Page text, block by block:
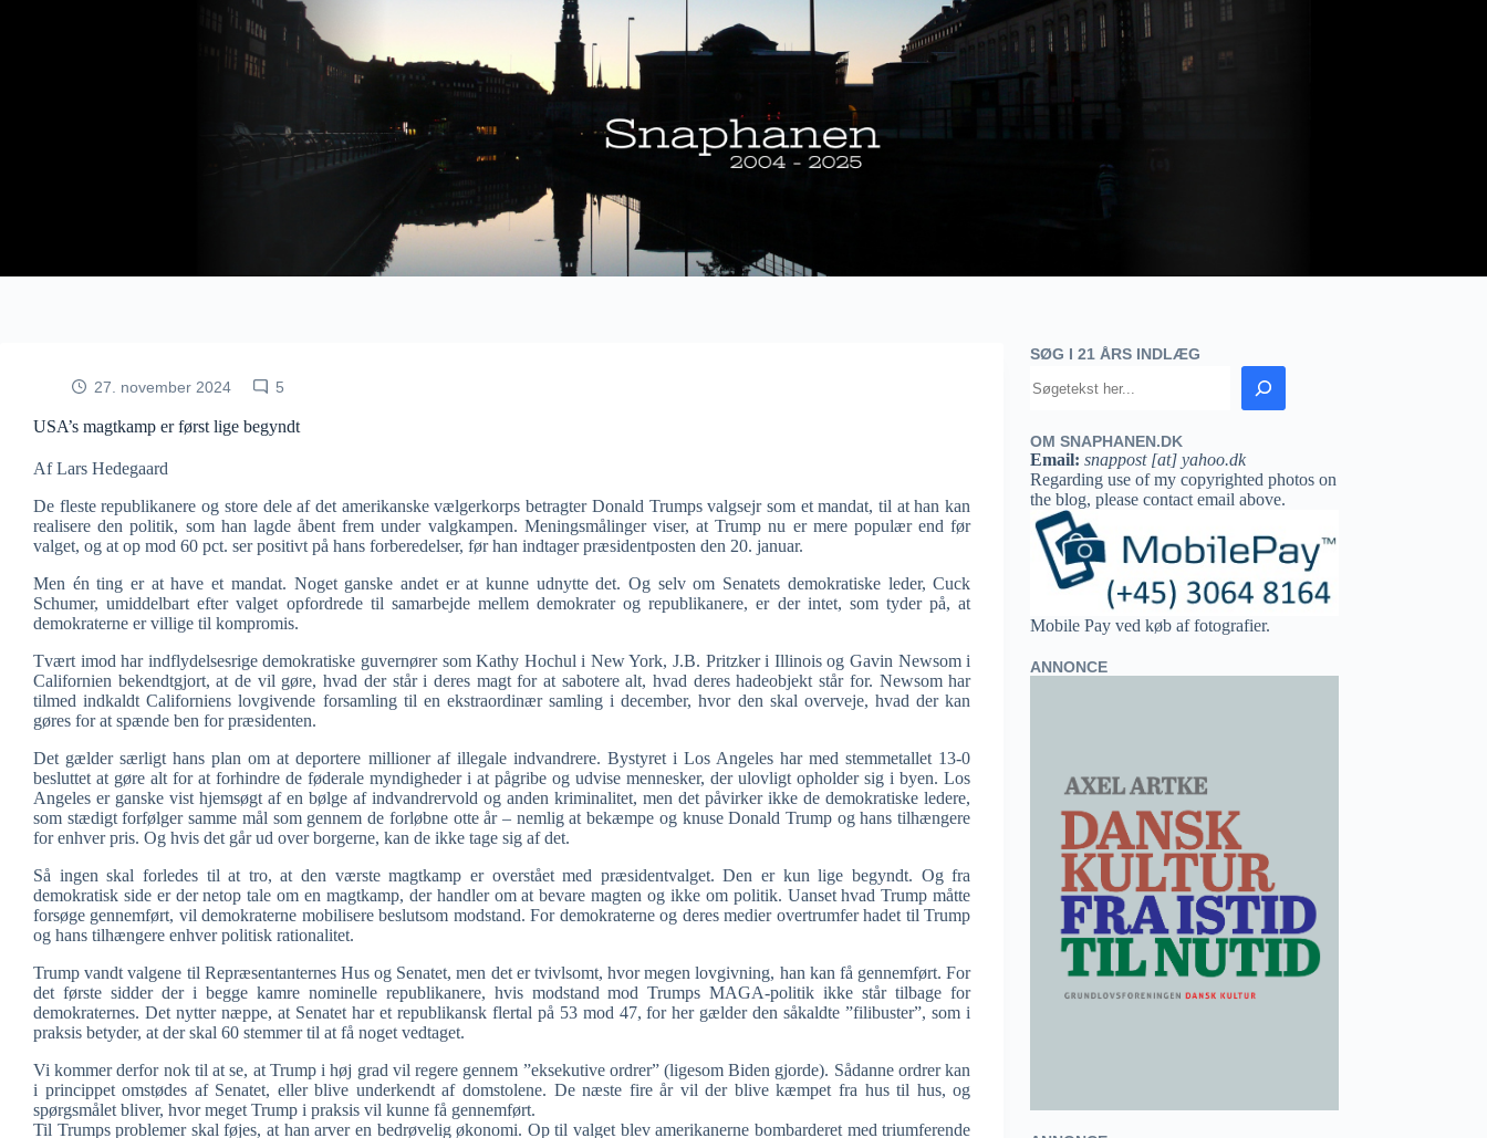
27. november 2024 5
USA’s magtkamp er først lige begyndt
Af Lars Hedegaard
De fleste republikanere og store dele af det amerikanske vælgerkorps betragter Donald Trumps valgsejr som et mandat, til at han kan
realisere den politik, som han lagde åbent frem under valgkampen. Meningsmålinger viser, at Trump nu er mere populær end før
valget, og at op mod 60 pct. ser positivt på hans forberedelser, før han indtager præsidentposten den 20. januar.
Men én ting er at have et mandat. Noget ganske andet er at kunne udnytte det. Og selv om Senatets demokratiske leder, Cuck
Schumer, umiddelbart efter valget opfordrede til samarbejde mellem demokrater og republikanere, er der intet, som tyder på, at
demokraterne er villige til kompromis.
Tvært imod har indflydelsesrige demokratiske guvernører som Kathy Hochul i New York, J.B. Pritzker i Illinois og Gavin Newsom i
Californien bekendtgjort, at de vil gøre, hvad der står i deres magt for at sabotere alt, hvad deres hadeobjekt står for. Newsom har
tilmed indkaldt Californiens lovgivende forsamling til en ekstraordinær samling i december, hvor den skal overveje, hvad der kan
gøres for at spænde ben for præsidenten.
Det gælder særligt hans plan om at deportere millioner af illegale indvandrere. Bystyret i Los Angeles har med stemmetallet 13-0
besluttet at gøre alt for at forhindre de føderale myndigheder i at pågribe og udvise mennesker, der ulovligt opholder sig i byen. Los
Angeles er ganske vist hjemsøgt af en bølge af indvandrervold og anden kriminalitet, men det påvirker ikke de demokratiske ledere,
som stædigt forfølger samme mål som gennem de forløbne otte år – nemlig at bekæmpe og knuse Donald Trump og hans tilhængere
for enhver pris. Og hvis det går ud over borgerne, kan de ikke tage sig af det.
Så ingen skal forledes til at tro, at den værste magtkamp er overstået med præsidentvalget. Den er kun lige begyndt. Og fra
demokratisk side er der netop tale om en magtkamp, der handler om at bevare magten og ikke om politik. Uanset hvad Trump måtte
forsøge gennemført, vil demokraterne mobilisere beslutsom modstand. For demokraterne og deres medier overtrumfer hadet til Trump
og hans tilhængere enhver politisk rationalitet.
Trump vandt valgene til Repræsentanternes Hus og Senatet, men det er tvivlsomt, hvor megen lovgivning, han kan få gennemført. For
det første sidder der i begge kamre nominelle republikanere, hvis modstand mod Trumps MAGA-politik ikke står tilbage for
demokraternes. Det nytter næppe, at Senatet har et republikansk flertal på 53 mod 47, for her gælder den såkaldte ”filibuster”, som i
praksis betyder, at der skal 60 stemmer til at få noget vedtaget.
Vi kommer derfor nok til at se, at Trump i høj grad vil regere gennem ”eksekutive ordrer” (ligesom Biden gjorde). Sådanne ordrer kan
i princippet omstødes af Senatet, eller blive underkendt af domstolene. De næste fire år vil der blive kæmpet fra hus til hus, og
spørgsmålet bliver, hvor meget Trump i praksis vil kunne få gennemført.
Til Trumps problemer skal føjes, at han arver en bedrøvelig økonomi. Op til valget blev amerikanerne bombarderet med triumferende
SØG I 21 ÅRS INDLÆG
OM SNAPHANEN.DK
Email: snappost [at] yahoo.dk
Regarding use of my copyrighted photos on
the blog, please contact email above.
Mobile Pay ved køb af fotografier.
ANNONCE